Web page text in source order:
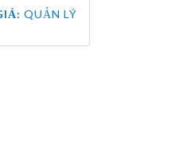
QUẢN LÝ